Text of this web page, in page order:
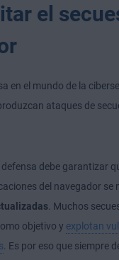
el
en el mundo de la
ataques de
debe garantizar
del navegador se
. Muchos
objetivo y explotan
. Es por eso que siempre